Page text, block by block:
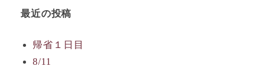
最近の投稿
帰省１日目
8/11